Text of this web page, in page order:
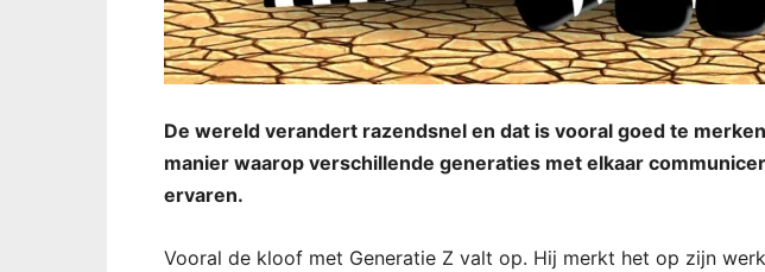
De wereld verandert razendsnel en dat is vooral goed te
manier waarop verschillende generaties met elkaar
ervaren.
Vooral de kloof met Generatie Z valt op. Hij merkt het op zijn